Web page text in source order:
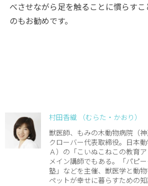
べさせながら足を触ることに慣らす
のもお勧めです。
村田香織 （むらた・かおり）
獣医師、もみの木動物病院（
クローバー代表取締役。日本
Ａ）の「こいぬこねこの教育ア
メイン講師でもある。「パピ
塾」などを主催、獣医学と動
ペットが幸せに暮らすための知